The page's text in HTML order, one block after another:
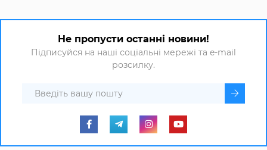
Не пропусти останні новини!
Підписуйся на наші соціальні мережі та e-mail
розсилку.